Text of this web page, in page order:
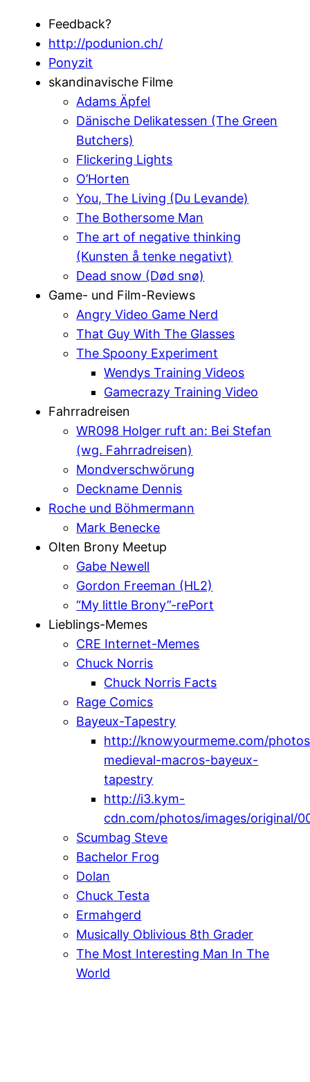
Feedback?
http://podunion.ch/
Ponyzit
skandinavische Filme
Adams Äpfel
Dänische Delikatessen (The Green
Butchers)
Flickering Lights
O’Horten
You, The Living (Du Levande)
The Bothersome Man
The art of negative thinking
(Kunsten å tenke negativt)
Dead snow (Død snø)
Game- und Film-Reviews
Angry Video Game Nerd
That Guy With The Glasses
The Spoony Experiment
Wendys Training Videos
Gamecrazy Training Video
Fahrradreisen
WR098 Holger ruft an: Bei Stefan
(wg. Fahrradreisen)
Mondverschwörung
Deckname Dennis
Roche und Böhmermann
Mark Benecke
Olten Brony Meetup
Gabe Newell
Gordon Freeman (HL2)
“My little Brony”-rePort
Lieblings-Memes
CRE Internet-Memes
Chuck Norris
Chuck Norris Facts
Rage Comics
Bayeux-Tapestry
http://knowyourmeme.com/
medieval-macros-bayeux-
tapestry
http://i3.kym-
cdn.com/photos/images/original/
Scumbag Steve
Bachelor Frog
Dolan
Chuck Testa
Ermahgerd
Musically Oblivious 8th Grader
The Most Interesting Man In The
World